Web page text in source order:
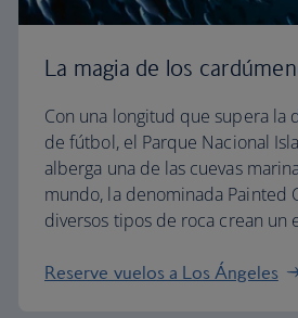
La magia de los
Con una longitud que supera la
de fútbol, el Parque Nacional
alberga una de las cuevas
mundo, la denominada Painted
diversos tipos de roca crean un
Reserve vuelos a Los Ángeles